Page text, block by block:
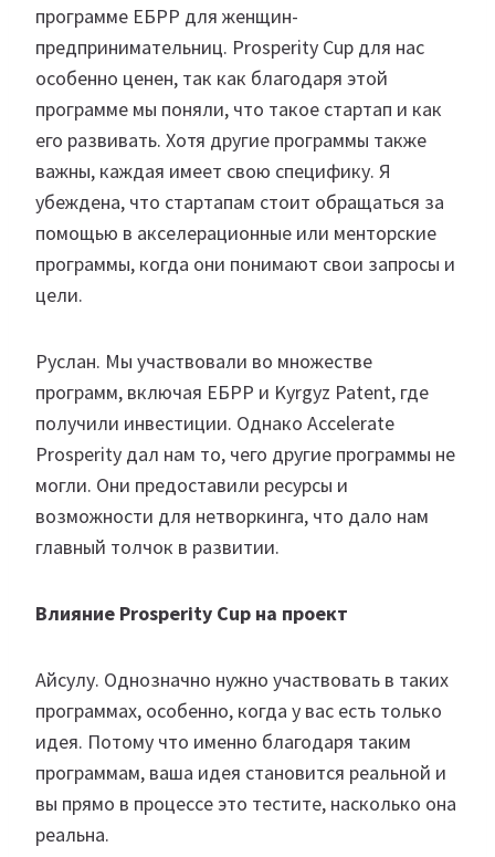
программе ЕБРР для женщин-
предпринимательниц. Prosperity Cup для нас
особенно ценен, так как благодаря этой
программе мы поняли, что такое стартап и как
его развивать. Хотя другие программы также
важны, каждая имеет свою специфику. Я
убеждена, что стартапам стоит обращаться за
помощью в акселерационные или менторские
программы, когда они понимают свои запросы и
цели.
Руслан. Мы участвовали во множестве
программ, включая ЕБРР и Kyrgyz Patent, где
получили инвестиции. Однако Accelerate
Prosperity дал нам то, чего другие программы не
могли. Они предоставили ресурсы и
возможности для нетворкинга, что дало нам
главный толчок в развитии.
Влияние Prosperity Cup на проект
Айсулу. Однозначно нужно участвовать в таких
программах, особенно, когда у вас есть только
идея. Потому что именно благодаря таким
программам, ваша идея становится реальной и
вы прямо в процессе это тестите, насколько она
реальна.